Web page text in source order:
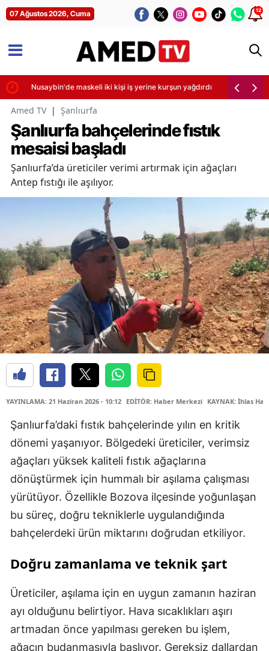
07 Ağustos 2026, Cuma 12
Nusaybin'de maskeli iki kişi iş yerine kurşun yağdırdı
Amed TV | Şanlıurfa
Şanlıurfa bahçelerinde fıstık
mesaisi başladı
Şanlıurfa’da üreticiler verimi artırmak için ağaçları
Antep fıstığı ile aşılıyor.
YAYINLAMA: 21 Haziran 2026 - 10:12 EDİTÖR: Haber Merkezi KAYNAK: İhlas
Şanlıurfa’daki fıstık bahçelerinde yılın en kritik
dönemi yaşanıyor. Bölgedeki üreticiler, verimsiz
ağaçları yüksek kaliteli fıstık ağaçlarına
dönüştürmek için hummalı bir aşılama çalışması
yürütüyor. Özellikle Bozova ilçesinde yoğunlaşan
bu süreç, doğru tekniklerle uygulandığında
bahçelerdeki ürün miktarını doğrudan etkiliyor.
Doğru zamanlama ve teknik şart
Üreticiler, aşılama için en uygun zamanın haziran
ayı olduğunu belirtiyor. Hava sıcaklıkları aşırı
artmadan önce yapılması gereken bu işlem,
ağacın budanmasıyla başlıyor. Gereksiz dallardan